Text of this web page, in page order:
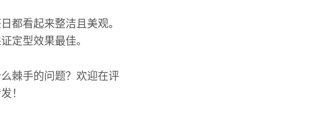
都看起来整洁且美观。
定型效果最佳。
棘手的问题？欢迎在评
！